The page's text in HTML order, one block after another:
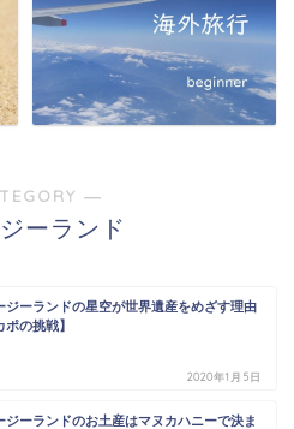
―
ーランド
ジーランドの星空が世界遺産をめざす理由
ポの挑戦】
2020年1月5日
ジーランドのお土産はマヌカハニーで決ま